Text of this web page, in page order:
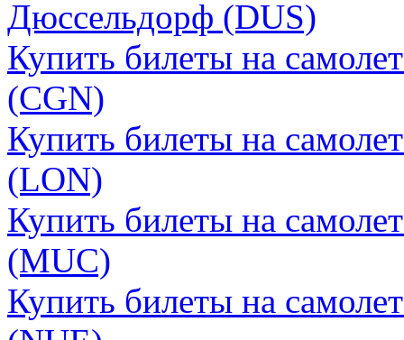
Дюссельдорф (DUS)
Купить билеты на
(CGN)
Купить билеты на
(LON)
Купить билеты на
(MUC)
Купить билеты на